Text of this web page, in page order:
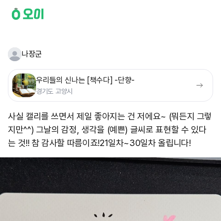
나장군
우리들의 신나는 [책수다] -단향-
경기도 고양시
사실 캘리를 쓰면서 제일 좋아지는 건 저에요~ (뭐든지 그렇
지만^^) 그날의 감정, 생각을 (예쁜) 글씨로 표현할 수 있다
는 것!! 참 감사할 따름이죠! ​21일차~30일차 올립니다!